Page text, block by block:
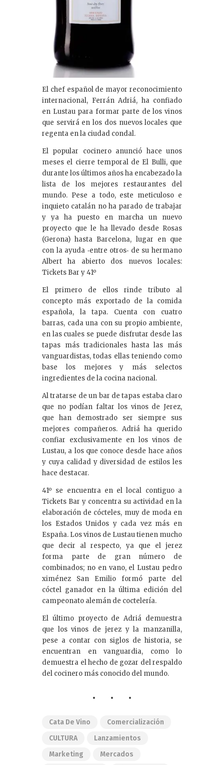
El chef español de mayor reconocimiento
internacional, Ferrán Adriá, ha confiado
en Lustau para formar parte de los vinos
que servirá en los dos nuevos locales que
regenta en la ciudad condal.
El popular cocinero anunció hace unos
meses el cierre temporal de El Bulli, que
durante los últimos años ha encabezado la
lista de los mejores restaurantes del
mundo. Pese a todo, este meticuloso e
inquieto catalán no ha parado de trabajar
y ya ha puesto en marcha un nuevo
proyecto que le ha llevado desde Rosas
(Gerona) hasta Barcelona, lugar en que
con la ayuda ‐entre otros‐ de su hermano
Albert ha abierto dos nuevos locales:
Tickets Bar y 41º
El primero de ellos rinde tributo al
concepto más exportado de la comida
española, la tapa. Cuenta con cuatro
barras, cada una con su propio ambiente,
en las cuales se puede disfrutar desde las
tapas más tradicionales hasta las más
vanguardistas, todas ellas teniendo como
base los mejores y más selectos
ingredientes de la cocina nacional.
Al tratarse de un bar de tapas estaba claro
que no podían faltar los vinos de Jerez,
que han demostrado ser siempre sus
mejores compañeros. Adriá ha querido
confiar exclusivamente en los vinos de
Lustau, a los que conoce desde hace años
y cuya calidad y diversidad de estilos les
hace destacar.
41º se encuentra en el local contiguo a
Tickets Bar y concentra su actividad en la
elaboración de cócteles, muy de moda en
los Estados Unidos y cada vez más en
España. Los vinos de Lustau tienen mucho
que decir al respecto, ya que el jerez
forma parte de gran número de
combinados; no en vano, el Lustau pedro
ximénez San Emilio formó parte del
cóctel ganador en la última edición del
campeonato alemán de coctelería.
El último proyecto de Adriá demuestra
que los vinos de jerez y la manzanilla,
pese a contar con siglos de historia, se
encuentran en vanguardia, como lo
demuestra el hecho de gozar del respaldo
del cocinero más conocido del mundo.
Cata De Vino
Comercialización
CULTURA
Lanzamientos
Marketing
Mercados